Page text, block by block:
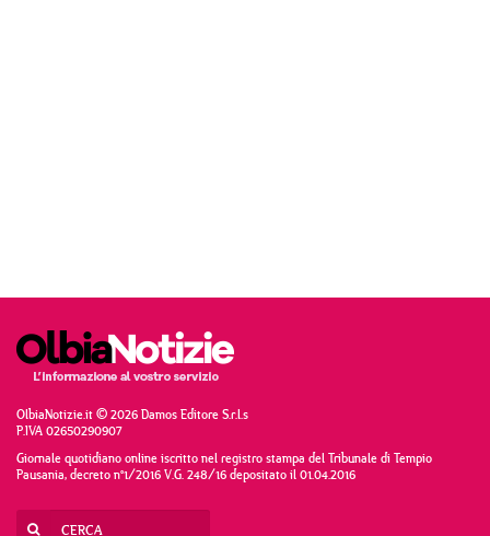
OlbiaNotizie.it © 2026 Damos Editore S.r.l.s
P.IVA 02650290907
Giornale quotidiano online iscritto nel registro stampa del Tribunale di Tempio
Pausania, decreto n°1/2016 V.G. 248/16 depositato il 01.04.2016